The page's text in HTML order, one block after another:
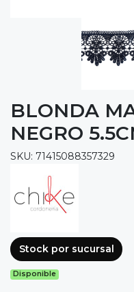
BLONDA
NEGRO
SKU: 71415088357329
Stock por sucursal
Disponible